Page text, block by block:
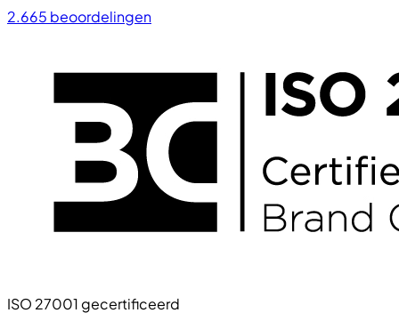
2.665 beoordelingen
ISO 27001 gecertificeerd